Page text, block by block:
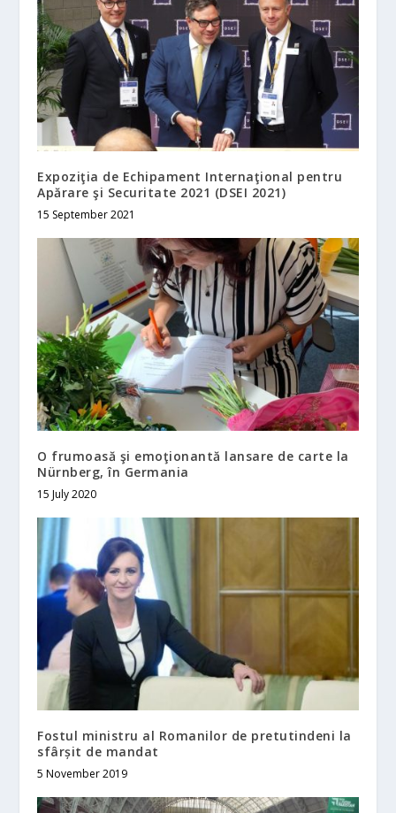
Expoziţia de Echipament Internaţional pentru
Apărare şi Securitate 2021 (DSEI 2021)
15 September 2021
O frumoasă şi emoţionantă lansare de carte la
Nürnberg, în Germania
15 July 2020
Fostul ministru al Romanilor de pretutindeni la
sfârșit de mandat
5 November 2019